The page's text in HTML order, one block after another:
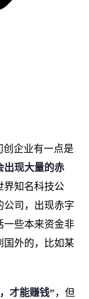
创企业有一点是
出现大量的赤
界知名科技公
公司，出现赤字
一些本来资金非
国外的，比如某
才能赚钱” ，但